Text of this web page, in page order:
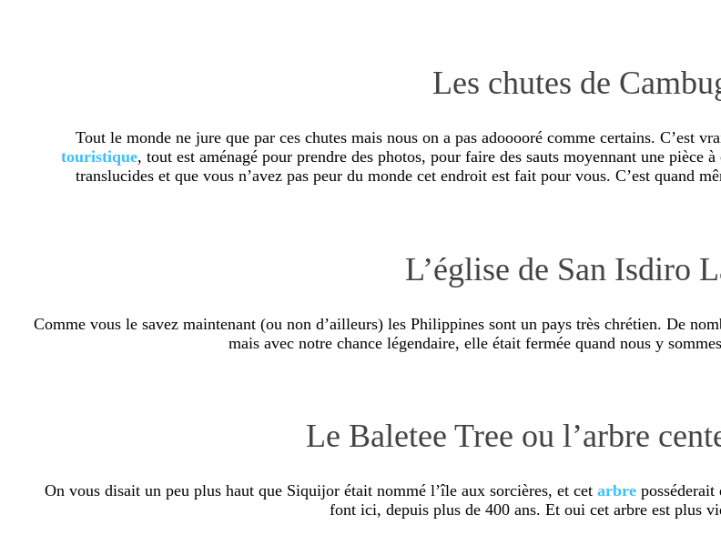
Les chutes de
Tout le monde ne jure que par ces chutes mais nous on a pas adooooré comme certains. C’est
touristique, tout est aménagé pour prendre des photos, pour faire des sauts moyennant une pièce
translucides et que vous n’avez pas peur du monde cet endroit est fait pour vous. C’est quand
L’église de San Isdiro
Comme vous le savez maintenant (ou non d’ailleurs) les Philippines sont un pays très chrétien. De
mais avec notre chance légendaire, elle était fermée quand nous y
Le Baletee Tree ou l’arbre
On vous disait un peu plus haut que Siquijor était nommé l’île aux sorcières, et cet arbre posséderait
font ici, depuis plus de 400 ans. Et oui cet arbre est plus